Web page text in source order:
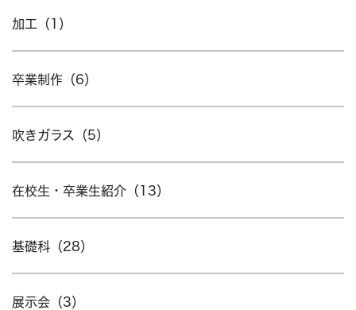
加工（1）
卒業制作（6）
吹きガラス（5）
在校生・卒業生紹介（13）
基礎科（28）
展示会（3）